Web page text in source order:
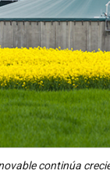
continúa